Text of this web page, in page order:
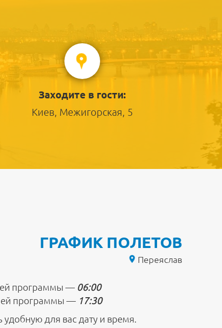
Заходите в гости:
Киев, Межигорская, 5
ГРАФИК ПОЛЕТОВ
Переяслав
программы — 06:00
программы — 17:30
для вас дату и время.